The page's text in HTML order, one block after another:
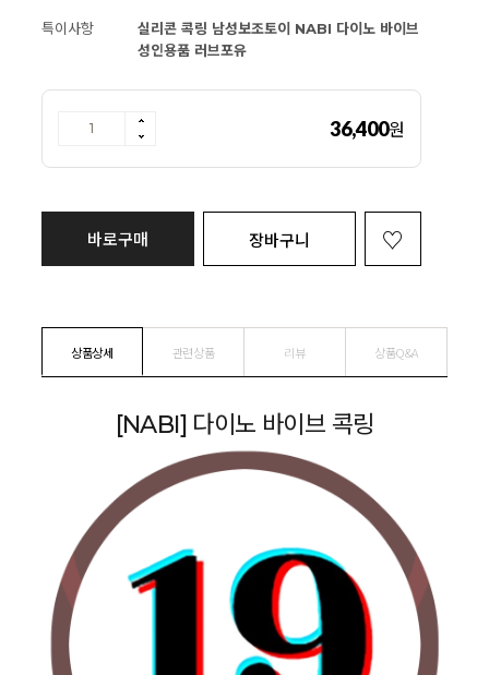
특이사항
실리콘 콕링 남성보조토이 NABI 다이노 바이브
성인용품 러브포유
36,400원
바로구매 장바구니
상품상세 관련상품 리뷰 상품Q&A
[NABI] 다이노 바이브 콕링